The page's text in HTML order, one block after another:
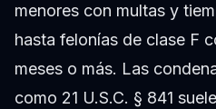
menores con multas y
hasta felonías de clase F
meses o más. Las
como 21 U.S.C. § 841